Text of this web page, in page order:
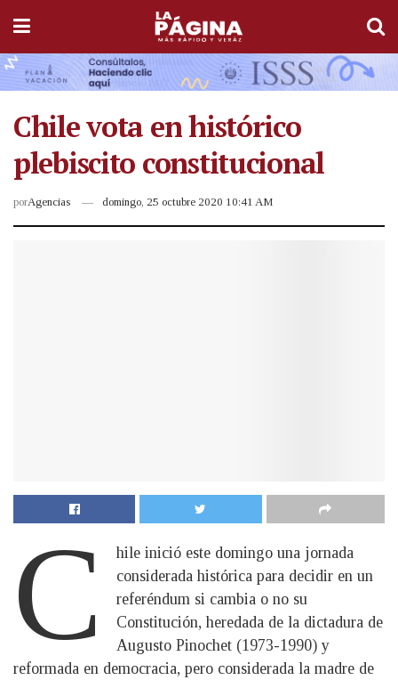
Chile vota en histórico
plebiscito constitucional
porAgencias domingo, 25 octubre 2020 10:41 AM
C
hile inició este domingo una jornada
considerada histórica para decidir en un
referéndum si cambia o no su
Constitución, heredada de la dictadura de
Augusto Pinochet (1973-1990) y
reformada en democracia, pero considerada la madre de